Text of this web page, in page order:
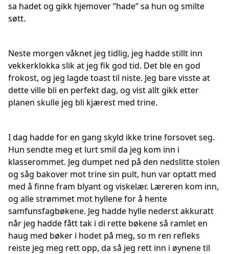
sa hadet og gikk hjemover ”hade” sa hun og smilte
søtt.
Neste morgen våknet jeg tidlig, jeg hadde stillt inn
vekkerklokka slik at jeg fik god tid. Det ble en god
frokost, og jeg lagde toast til niste. Jeg bare visste at
dette ville bli en perfekt dag, og vist allt gikk etter
planen skulle jeg bli kjærest med trine.
I dag hadde for en gang skyld ikke trine forsovet seg.
Hun sendte meg et lurt smil da jeg kom inn i
klasserommet. Jeg dumpet ned på den nedslitte stolen
og såg bakover mot trine sin pult, hun var optatt med
med å finne fram blyant og viskelær. Læreren kom inn,
og alle strømmet mot hyllene for å hente
samfunsfagbøkene. Jeg hadde hylle nederst akkuratt
når jeg hadde fått tak i di rette bøkene så ramlet en
haug med bøker i hodet på meg, so m ren refleks
reiste jeg meg rett opp, da så jeg rett inn i øynene til